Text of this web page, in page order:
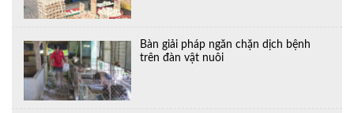
Bàn giải pháp ngăn chặn dịch bệnh
trên đàn vật nuôi